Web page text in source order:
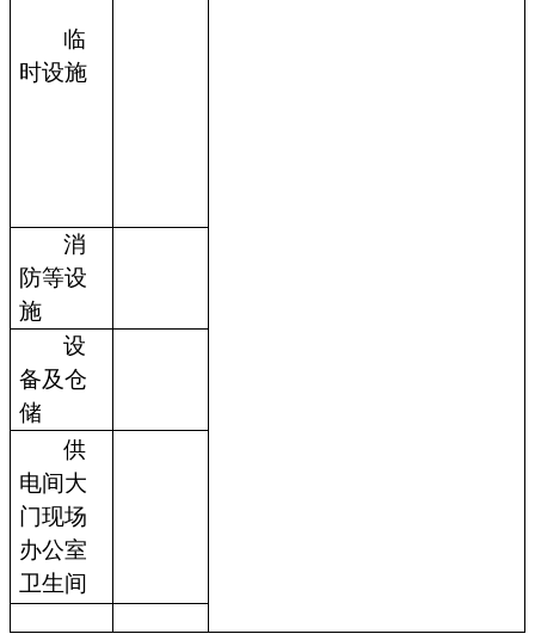
临
时设施
消
防等设
施
设
备及仓
储
供
电间大
门现场
办公室
卫生间